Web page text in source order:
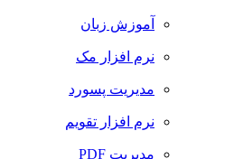
آموزش زبان
نرم افزار مک
مدیریت پسورد
نرم افزار تقویم
مدیریت PDF